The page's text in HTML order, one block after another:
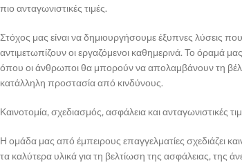
πιο ανταγωνιστικές τιμές.
Στόχος μας είναι να δημιουργήσουμε έξυπνες λύσεις
αντιμετωπίζουν οι εργαζόμενοι καθημερινά. Το όραμά
όπου οι άνθρωποι θα μπορούν να απολαμβάνουν τη
κατάλληλη προστασία από κινδύνους.
Καινοτομία, σχεδιασμός, ασφάλεια και ανταγωνιστικές
Η ομάδα μας από έμπειρους επαγγελματίες σχεδιάζει
τα καλύτερα υλικά για τη βελτίωση της ασφάλειας, της